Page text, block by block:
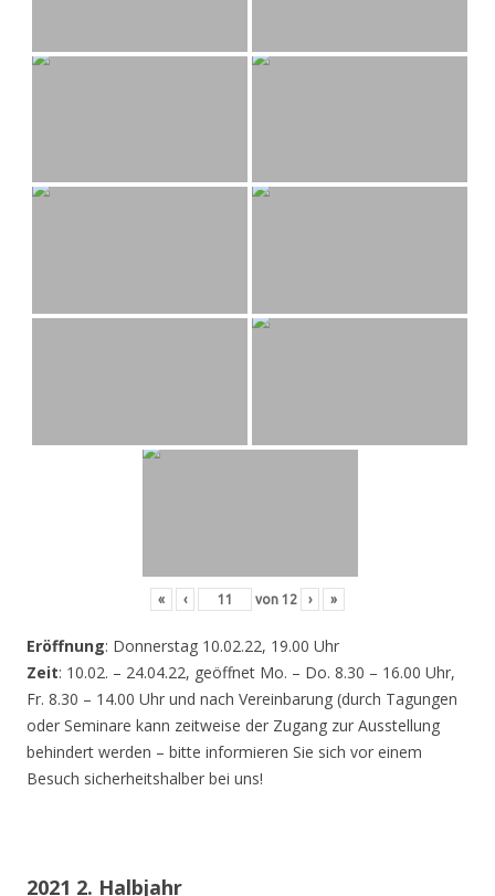
« ‹ von 12 › »
Eröffnung: Donnerstag 10.02.22, 19.00 Uhr
Zeit: 10.02. – 24.04.22, geöffnet Mo. – Do. 8.30 – 16.00 Uhr,
Fr. 8.30 – 14.00 Uhr und nach Vereinbarung (durch Tagungen
oder Seminare kann zeitweise der Zugang zur Ausstellung
behindert werden – bitte informieren Sie sich vor einem
Besuch sicherheitshalber bei uns!
2021 2. Halbjahr